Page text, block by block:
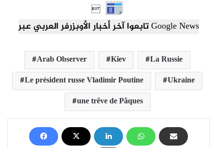

تابعوا آخر أخبار الأوبزرفر العربي عبر Google News
Arab Observer Kiev
La Russie
Le président russe Vladimir Poutine
Ukraine
une trêve de Pâques